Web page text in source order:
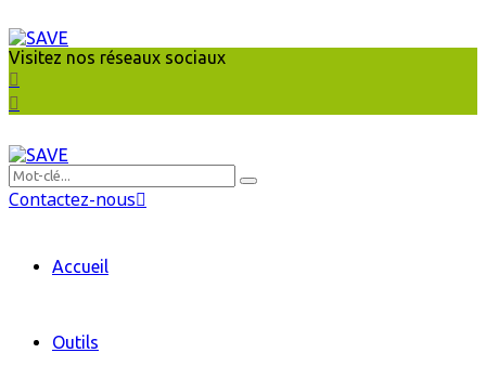
Visitez nos réseaux sociaux
Contactez-nous
Accueil
Outils